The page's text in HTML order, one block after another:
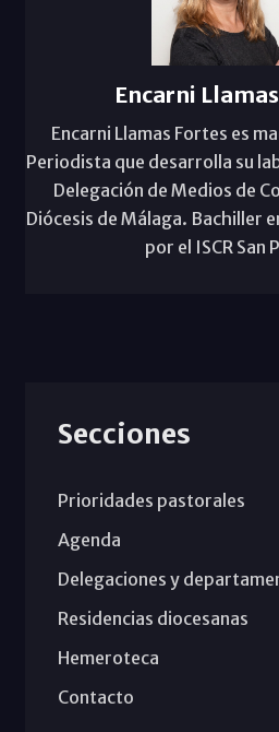
Encarni
Encarni Llamas Fortes es
Periodista que desarrolla su
Delegación de Medios de
Diócesis de Málaga. Bachiller
por el ISCR San
Secciones
Prioridades pastorales
Agenda
Delegaciones y
Residencias diocesanas
Hemeroteca
Contacto